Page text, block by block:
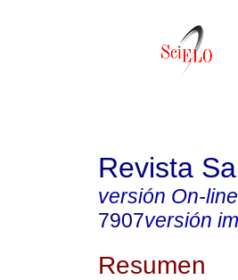
Revista
versión On-line
7907versión
Resumen